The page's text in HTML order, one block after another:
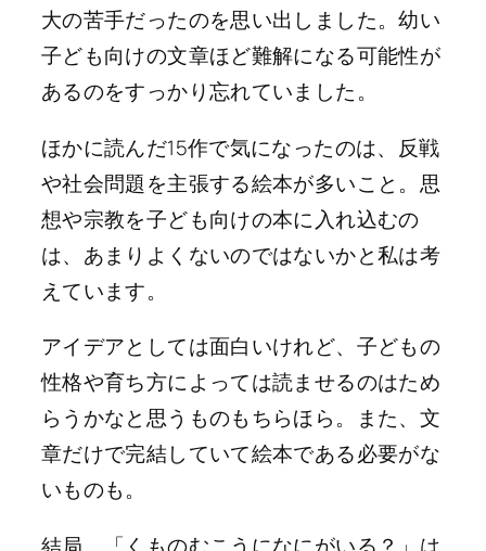
大の苦手だったのを思い出しました。幼い
子ども向けの文章ほど難解になる可能性が
あるのをすっかり忘れていました。
ほかに読んだ15作で気になったのは、反戦
や社会問題を主張する絵本が多いこと。思
想や宗教を子ども向けの本に入れ込むの
は、あまりよくないのではないかと私は考
えています。
アイデアとしては面白いけれど、子どもの
性格や育ち方によっては読ませるのはため
らうかなと思うものもちらほら。また、文
章だけで完結していて絵本である必要がな
いものも。